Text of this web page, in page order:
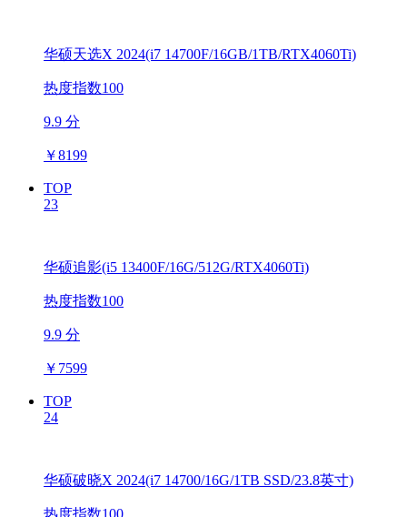
华硕天选X 2024(i7 14700F/16GB/1TB/RTX4060Ti)
热度指数100
9.9 分
￥8199
TOP
23
华硕追影(i5 13400F/16G/512G/RTX4060Ti)
热度指数100
9.9 分
￥ 7599
TOP
24
华硕破晓X 2024(i7 14700/16G/1TB SSD/23.8英寸)
热度指数100